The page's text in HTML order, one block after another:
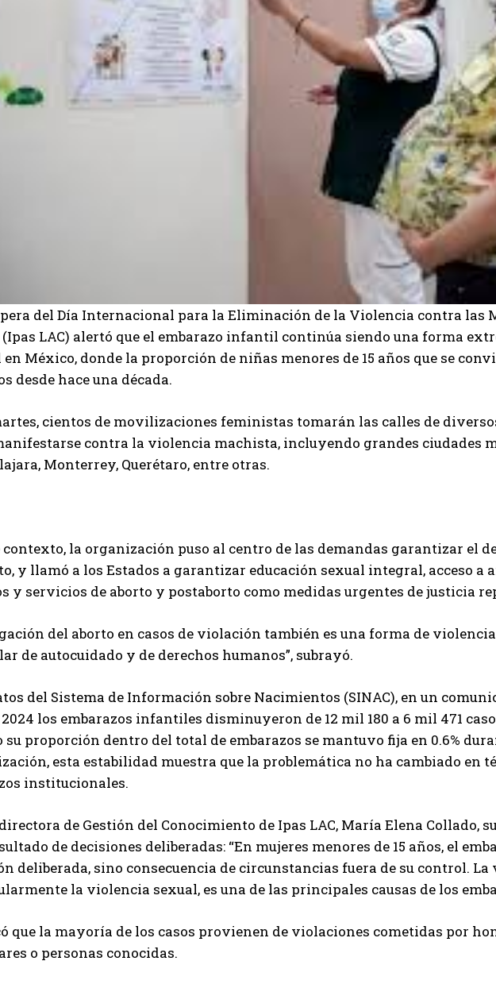
del Día Internacional para la Eliminación de la Violencia contra las
(Ipas LAC) alertó que el embarazo infantil continúa siendo una forma
en México, donde la proporción de niñas menores de 15 años que se
desde hace una década.
cientos de movilizaciones feministas tomarán las calles de
contra la violencia machista, incluyendo grandes ciudades
Monterrey, Querétaro, entre otras.
contexto, la organización puso al centro de las demandas garantizar el
y llamó a los Estados a garantizar educación sexual integral, acceso a
y servicios de aborto y postaborto como medidas urgentes de justicia
del aborto en casos de violación también es una forma de
de autocuidado y de derechos humanos”, subrayó.
del Sistema de Información sobre Nacimientos (SINAC), en un
2024 los embarazos infantiles disminuyeron de 12 mil 180 a 6 mil 471
su proporción dentro del total de embarazos se mantuvo fija en 0.6%
esta estabilidad muestra que la problemática no ha cambiado en
institucionales.
de Gestión del Conocimiento de Ipas LAC, María Elena Collado,
de decisiones deliberadas: “En mujeres menores de 15 años, el
deliberada, sino consecuencia de circunstancias fuera de su control. La
la violencia sexual, es una de las principales causas de los
que la mayoría de los casos provienen de violaciones cometidas por
o personas conocidas.